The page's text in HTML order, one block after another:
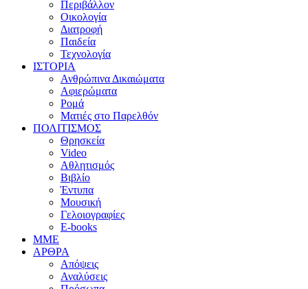
Περιβάλλον
Οικολογία
Διατροφή
Παιδεία
Τεχνολογία
ΙΣΤΟΡΙΑ
Ανθρώπινα Δικαιώματα
Αφιερώματα
Ρομά
Ματιές στο Παρελθόν
ΠΟΛΙΤΙΣΜΟΣ
Θρησκεία
Video
Αθλητισμός
Βιβλίο
Έντυπα
Μουσική
Γελοιογραφίες
E-books
MME
ΑΡΘΡΑ
Απόψεις
Αναλύσεις